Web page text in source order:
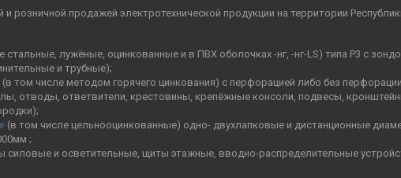
розничной продажей электротехнической продукции на территории
стальные, лужёные, оцинкованные и в ПВХ оболочках -нг, -нг-LS) типа Р3 с
и трубные);
(в том числе методом горячего цинкования) с перфорацией либо без
отводы, ответвители, крестовины, крепёжные консоли, подвесы,
(в том числе цельнооцинкованные) одно- двухлапковые и дистанционные
;
силовые и осветительные, щиты этажные, вводно-распределительные